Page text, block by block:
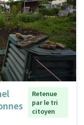
Retenue
par le tri
citoyen